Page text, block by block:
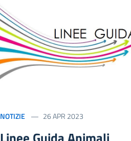
NOTIZIE 26 APR 2023